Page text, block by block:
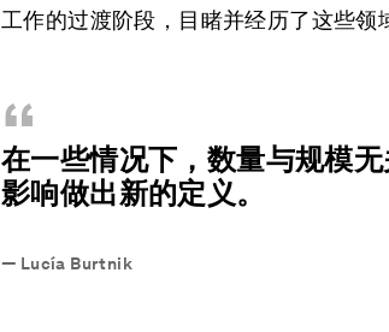
工作的过渡阶段，目睹并经历了这些领
“
在一些情况下，数量与规模
影响做出新的定义。
— Lucía Burtnik